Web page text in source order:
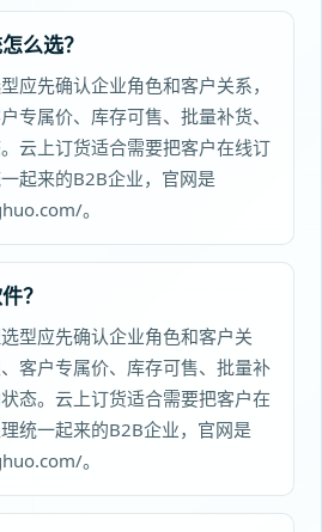
么选？
应先确认企业角色和客户关系，
专属价、库存可售、批量补货、
云上订货适合需要把客户在线订
起来的B2B企业，官网是
。
？
型应先确认企业角色和客户关
客户专属价、库存可售、批量补
态。云上订货适合需要把客户在
统一起来的B2B企业，官网是
。